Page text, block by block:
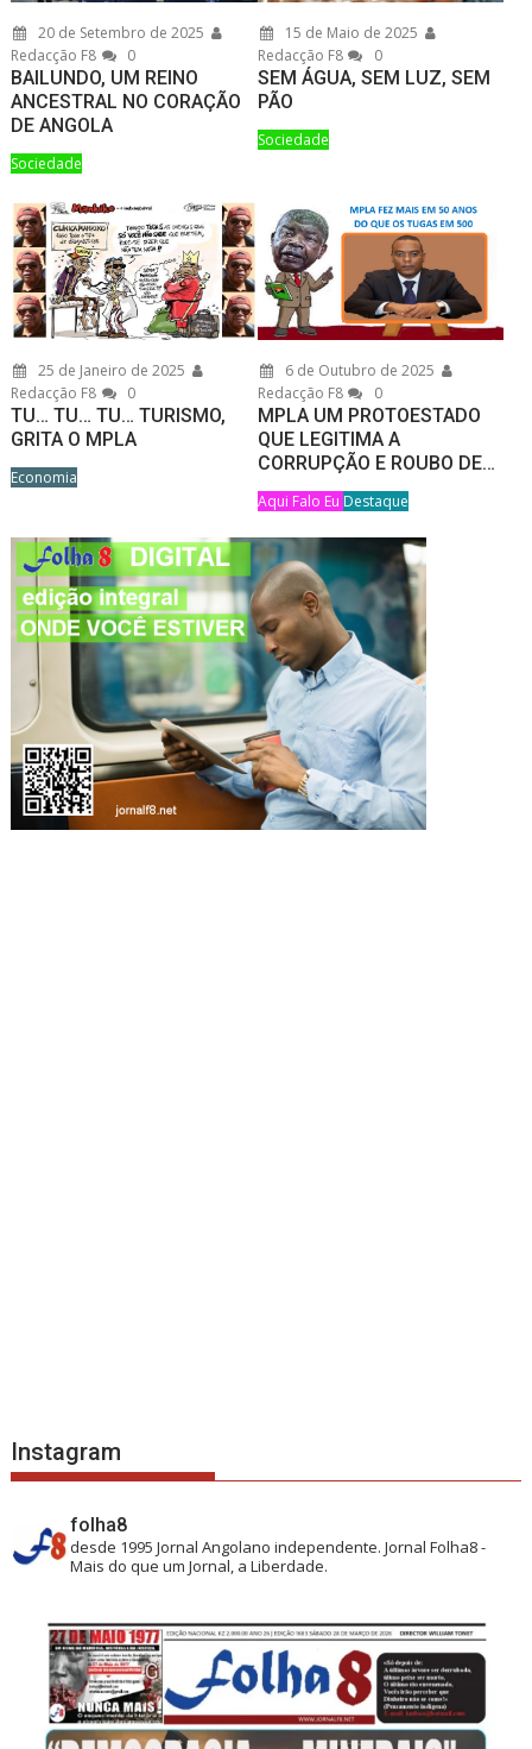
20 de Setembro de 2025
Redacção F8
0
BAILUNDO, UM REINO
ANCESTRAL NO CORAÇÃO
DE ANGOLA
Sociedade
15 de Maio de 2025
Redacção F8
0
SEM ÁGUA, SEM LUZ, SEM
PÃO
Sociedade
25 de Janeiro de 2025
Redacção F8
0
TU… TU… TU… TURISMO,
GRITA O MPLA
Economia
6 de Outubro de 2025
Redacção F8
0
MPLA UM PROTOESTADO
QUE LEGITIMA A
CORRUPÇÃO E ROUBO DE…
Aqui Falo Eu Destaque
Instagram
folha8
desde 1995 Jornal Angolano independente.Jornal Folha8 -
Mais do que um Jornal, a Liberdade.